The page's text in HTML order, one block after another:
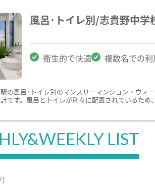
風呂･トイレ別/志貴野中
衛生的で快適 複数名での
の風呂･トイレ別のマンスリーマンション・ウィ
です。風呂とトイレが別々に配置されているた
LIST